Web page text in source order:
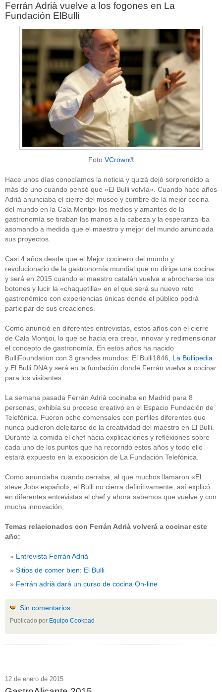
Ferrán Adrià vuelve a los fogones en La
Fundación ElBulli
Foto VCrown®
Hace unos días conocíamos la noticia y quizá dejó sorprendido a
más de uno cuando pensó que «El Bulli volvía». Cuando hace años
Adrià anunciaba el cierre del museo y cumbre de la mejor cocina
del mundo en la Cala Montjoi los medios y amantes de la
gastronomía se tiraban las manos a la cabeza y la esperanza iba
asomando a medida que el maestro y mejor del mundo anunciada
sus proyectos.
Casi 4 años desde que el Mejor cocinero del mundo y
revolucionario de la gastronomía mundial que no dirige una cocina
y será en 2015 cuando el maestro catalán vuelva a abrocharse los
botones y lucir la «chaquetilla» en el que será su nuevo reto
gastronómico con experiencias únicas donde el público podrá
participar de sus creaciones.
Como anunció en diferentes entrevistas, estos años con el cierre
de Cala Montjoi, lo que se hacía era crear, innovar y redimensionar
el concepto de gastronomía. En estos años ha nacido
BulliFoundation con 3 grandes mundos: El Bulli1846, La Bullipedia
y El Bulli DNA y será en la fundación donde Ferrán vuelva a cocinar
para los visitantes.
La semana pasada Ferrán Adrià cocinaba en Madrid para 8
personas, exhibía su proceso creativo en el Espacio Fundación de
Telefónica. Fueron ocho comensales con perfiles diferentes que
nunca pudieron deleitarse de la creatividad del maestro en El Bulli.
Durante la comida el chef hacia explicaciones y reflexiones sobre
cada uno de los puntos que ha recorrido estos años y todo ello
estará expuesto en la exposición de La Fundación Telefónica.
Como anunciaba cuando cerraba, al que muchos llamaron «El
steve Jobs español», el Bulli no cierra definitivamente, así explicó
en diferentes entrevistas el chef y ahora sabemos que vuelve y con
mucha innovación,
Temas relacionados con Ferrán Adrià volverá a cocinar este
año:
Entrevista Ferrán Adrià
Sitios de comer bien: El Bulli
Ferrán adrià dará un curso de cocina On-line
Sin comentarios
Publicado por Equipo Cookpad
12 de enero de 2015